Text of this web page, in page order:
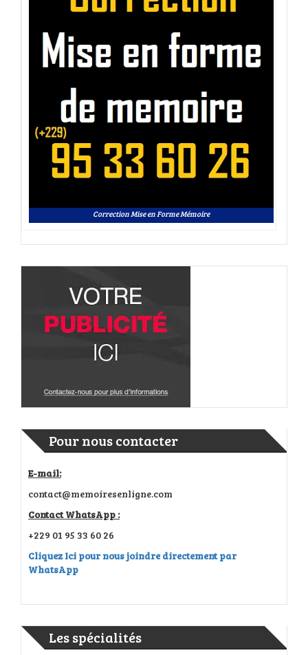
Correction Mise en Forme Mémoire
Pour nous contacter
E-mail:
contact@memoiresenligne.com
Contact WhatsApp :
+229 01 95 33 60 26
Cliquez Ici pour nous joindre directement par
WhatsApp
Les spécialités